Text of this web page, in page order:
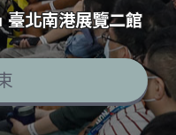
臺北南港展覽二館